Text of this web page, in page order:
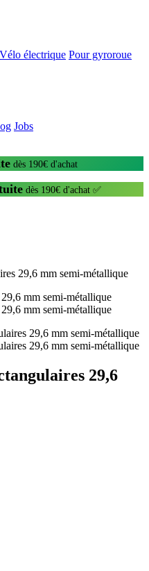
Vélo électrique Pour gyroroue
Jobs
dès 190€ d'achat
dès 190€ d'achat ✅
29,6 mm semi-métallique
29,6